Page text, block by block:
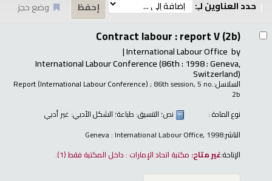
حدد العناوين لـِ:
وضع حجز
Contract labour : report V (2b)
by
International Labour Office
International Labour Conference(86th : 1998 : Geneva,
Switzerland)
السلاسل: Report (International Labour Conference); 86th session, 5 no.
2b
نوع المادة :
نص؛ التنسيق: طباعة؛ الشكل الأدبي: غير أدبي
الناشر:Geneva : International Labour Office, 1998
الإتاحة:غير متاح: مكتبة اتحاد الإمارات : داخل المكتبة فقط(1).